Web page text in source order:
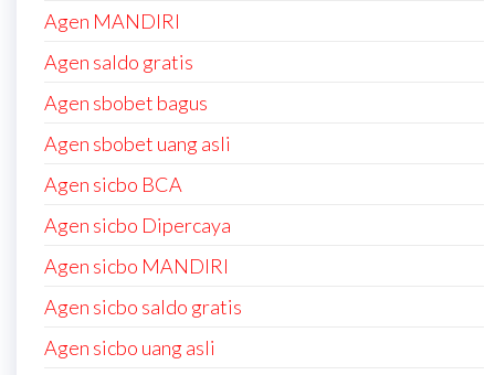
Agen MANDIRI
Agen saldo gratis
Agen sbobet bagus
Agen sbobet uang asli
Agen sicbo BCA
Agen sicbo Dipercaya
Agen sicbo MANDIRI
Agen sicbo saldo gratis
Agen sicbo uang asli